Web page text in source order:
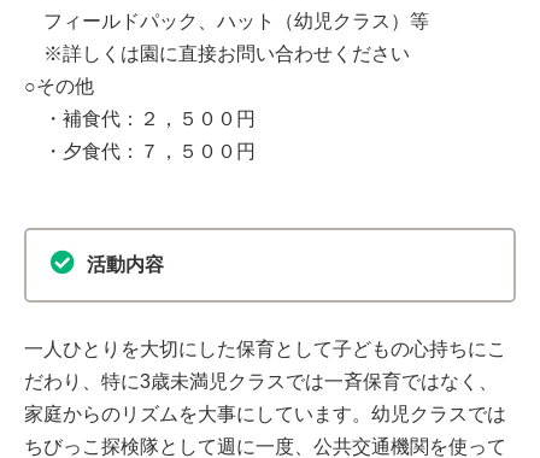
フィールドパック、ハット（幼児クラス）等
※詳しくは園に直接お問い合わせください
○その他
・補食代：２，５００円
・夕食代：７，５００円
活動内容
一人ひとりを大切にした保育として子どもの心持ちにこ
だわり、特に3歳未満児クラスでは一斉保育ではなく、
家庭からのリズムを大事にしています。幼児クラスでは
ちびっこ探検隊として週に一度、公共交通機関を使って